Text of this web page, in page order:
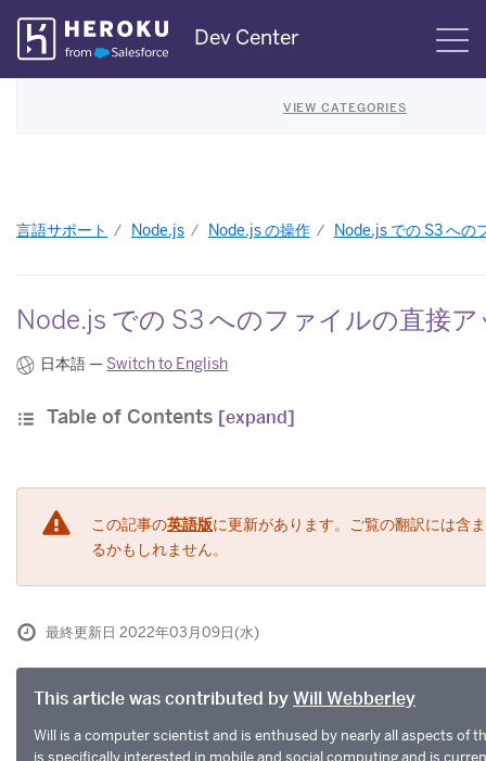
Skip
Navigation
Dev Center
VIEW CATEGORIES
言語サポート Node.js Node.js の操作 Node.js での S3 への
Node.js での S3 へのファイルの直接
日本語 — Switch to English
Table of Contents [expand]
この記事の英語版に更新があります。ご覧の翻訳には含
るかもしれません。
最終更新日 2022年03月09日(水)
This article was contributed byWill Webberley
Will is a computer scientist and is enthused by nearly all aspects of